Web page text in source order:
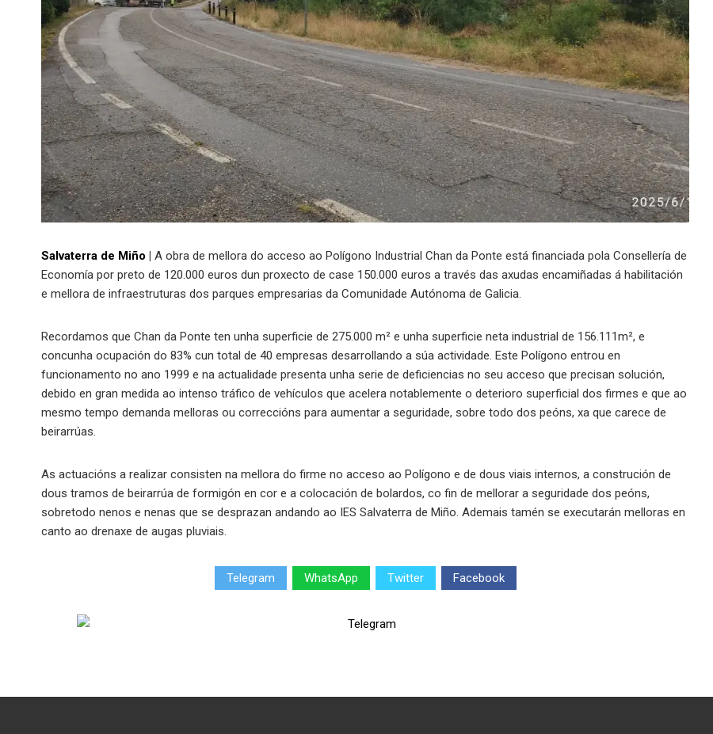
Salvaterra de Miño
A obra de mellora do acceso ao Polígono Industrial Chan da Ponte está financiada pola Consellería de
Economía por preto de 120.000 euros dun proxecto de case 150.000 euros a través das axudas encamiñadas á habilitación
e mellora de infraestruturas dos parques empresarias da Comunidade Autónoma de Galicia.
Recordamos que Chan da Ponte ten unha superficie de 275.000 m² e unha superficie neta industrial de 156.111m², e
concunha ocupación do 83% cun total de 40 empresas desarrollando a súa actividade. Este Polígono entrou en
funcionamento no ano 1999 e na actualidade presenta unha serie de deficiencias no seu acceso que precisan solución,
debido en gran medida ao intenso tráfico de vehículos que acelera notablemente o deterioro superficial dos firmes e que ao
mesmo tempo demanda melloras ou correccións para aumentar a seguridade, sobre todo dos peóns, xa que carece de
beirarrúas.
As actuacións a realizar consisten na mellora do firme no acceso ao Polígono e de dous viais internos, a construción de
dous tramos de beirarrúa de formigón en cor e a colocación de bolardos, co fin de mellorar a seguridade dos peóns,
sobretodo nenos e nenas que se desprazan andando ao IES Salvaterra de Miño. Ademais tamén se executarán melloras en
canto ao drenaxe de augas pluviais.
Telegram WhatsApp Twitter Facebook